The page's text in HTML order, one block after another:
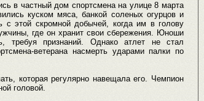
в частный дом спортсмена на улице 8 марта
куском мяса, банкой соленых огурцов и
с этой скромной добычей, когда им в голову
где он хранит свои сбережения. Юноши
требуя признаний. Однако атлет не стал
ветерана насмерть ударами палки по
которая регулярно навещала его. Чемпион
головой.